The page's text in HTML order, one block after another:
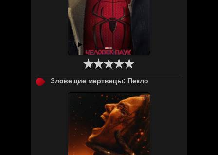

Зловещие мертвецы: Пекло